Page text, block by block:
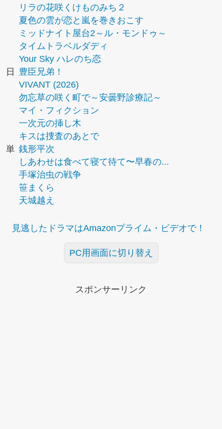
リラの花咲くけものみち２
夏色の雲が恋と嵐を巻きおこす
ミッドナイト屋台2～ル・モンドゥ～
タイムトラベルダディ
Your Sky ハレのち恋
日
豊臣兄弟！
VIVANT (2026)
勿忘草の咲く町で～安曇野診療記～
マイ・フィクション
一次元の挿し木
キスは捜査のあとで
単 銭形平次
しあわせは食べて寝て待て〜早春の...
手塚治虫の戦争
笹まくら
天城越え
見逃したドラマはAmazonプライム・ビデオで！
PC用画面に切り替え
スポンサーリンク